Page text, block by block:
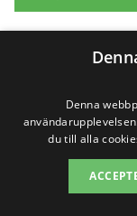
Sök
Denna
du till alla